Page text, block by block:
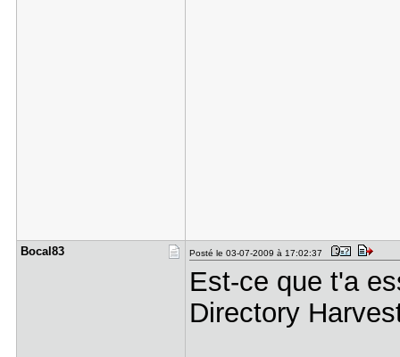
Bocal83 Posté le 03-07-2009 à 17:02:37
Est-ce que t'a
Directory